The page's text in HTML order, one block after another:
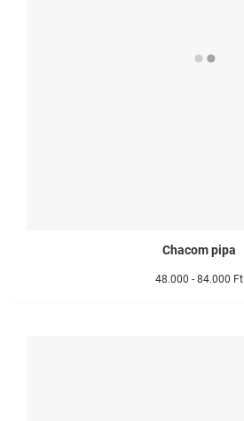
Chacom pipa
48.000 - 84.000 Ft